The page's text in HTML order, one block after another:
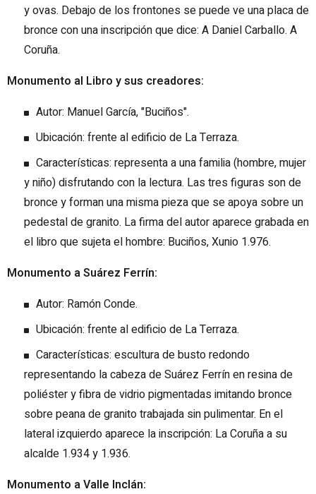
y ovas. Debajo de los frontones se puede ve una placa de
bronce con una inscripción que dice: A Daniel Carballo. A
Coruña.
Monumento al Libro y sus creadores:
Autor: Manuel García, "Buciños".
Ubicación: frente al edificio de La Terraza.
Características: representa a una familia (hombre, mujer
y niño) disfrutando con la lectura. Las tres figuras son de
bronce y forman una misma pieza que se apoya sobre un
pedestal de granito. La firma del autor aparece grabada en
el libro que sujeta el hombre: Buciños, Xunio 1.976.
Monumento a Suárez Ferrín:
Autor: Ramón Conde.
Ubicación: frente al edificio de La Terraza.
Características: escultura de busto redondo
representando la cabeza de Suárez Ferrín en resina de
poliéster y fibra de vidrio pigmentadas imitando bronce
sobre peana de granito trabajada sin pulimentar. En el
lateral izquierdo aparece la inscripción: La Coruña a su
alcalde 1.934 y 1.936.
Monumento a Valle Inclán: